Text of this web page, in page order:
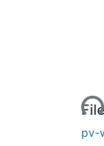
Loading...
pv-